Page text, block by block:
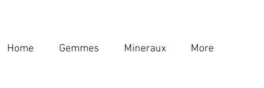
Home Gemmes Mineraux More
Home Gemmes Mineraux More